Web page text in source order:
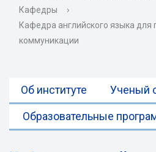
Кафедры
›
Кафедра английского языка для
коммуникации
Об институте Ученый
Образовательные